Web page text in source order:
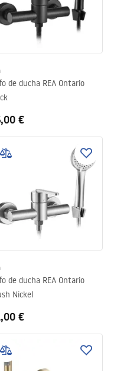
de ducha REA Ontario
€
de ducha REA Ontario
Nickel
€